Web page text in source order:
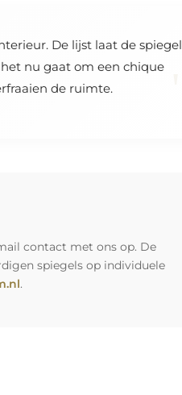
De lijst laat de spiegel
nu gaat om een chique
de ruimte.
contact met ons op. De
spiegels op individuele
.